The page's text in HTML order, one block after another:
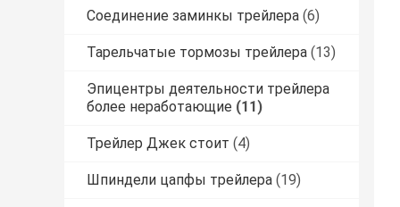
Соединение заминкы трейлера (6)
Тарельчатые тормозы трейлера (13)
Эпицентры деятельности трейлера
более неработающие (11)
Трейлер Джек стоит (4)
Шпиндели цапфы трейлера (19)